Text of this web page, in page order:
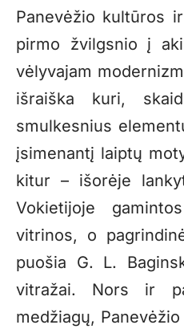
Panevėžio kultūros
pirmo žvilgsnio į
vėlyvajam
išraiška kuri,
smulkesnius
įsimenantį laiptų
kitur – išorėje
Vokietijoje
vitrinos, o
puošia G. L.
vitražai. Nors ir
medžiagų,